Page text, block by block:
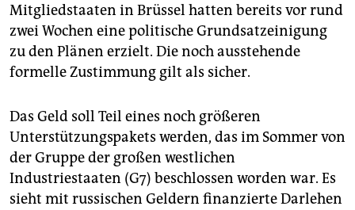
Mitgliedstaaten in Brüssel hatten bereits vor rund
zwei Wochen eine politische Grundsatzeinigung
zu den Plänen erzielt. Die noch ausstehende
formelle Zustimmung gilt als sicher.
Das Geld soll Teil eines noch größeren
Unterstützungspakets werden, das im Sommer von
der Gruppe der großen westlichen
Industriestaaten (G7) beschlossen worden war. Es
sieht mit russischen Geldern finanzierte Darlehen